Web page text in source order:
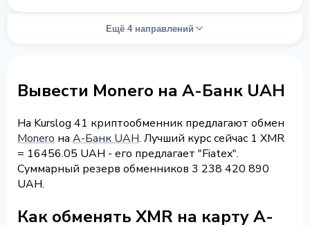
Ещё 4 направлений
Вывести Monero на А-Банк UAH
На Kurslog 41 криптообменник предлагают обмен
Monero на А-Банк UAH. Лучший курс сейчас 1 XMR
= 16456.05 UAH - его предлагает "Fiatex".
Суммарный резерв обменников 3 238 420 890
UAH.
Как обменять XMR на карту А-